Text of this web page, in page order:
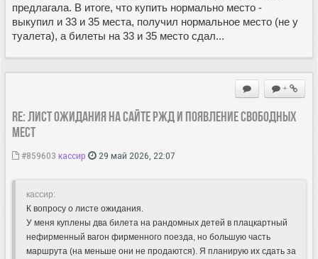
предлагала. В итоге, что купить нормально место -
выкупил и 33 и 35 места, получил нормальное место (не у
туалета), а билеты на 33 и 35 место сдал...
+
Re: Лист ожидания на сайте РЖД и появление свободных
мест
#859603 кассир 29 май 2026, 22:07
кассир:
К вопросу о листе ожидания.
У меня куплены два билета на рандомных детей в плацкартный
нефирменный вагон фирменного поезда, но большую часть
маршрута (на меньше они не продаются). Я планирую их сдать за